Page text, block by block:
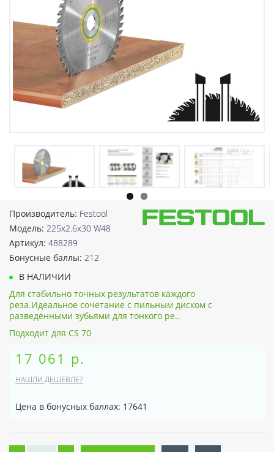
Производитель: Festool
Модель: 225x2.6x30 W48
Артикул: 488289
Бонусные баллы: 212
В НАЛИЧИИ
Для стабильно точных результатов каждого
реза.Идеальное сочетание с пильным диском с
разведёнными зубьями для тонкого ре..
Подходит для CS 70
17 061 р.
НАШЛИ ДЕШЕВЛЕ?
Цена в бонусных баллах: 17641